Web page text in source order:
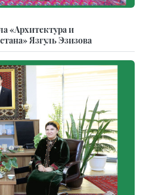
«Архитектура и
Язгуль Эзизова